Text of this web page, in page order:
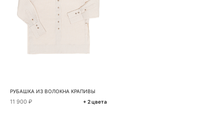
РУБАШКА ИЗ ВОЛОКНА КРАПИВЫ
11 900 ₽ + 2 цвета